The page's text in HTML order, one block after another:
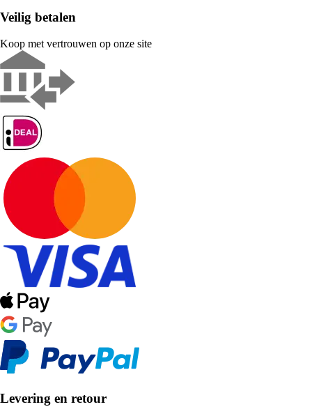
Veilig betalen
Koop met vertrouwen op onze site
Levering en retour